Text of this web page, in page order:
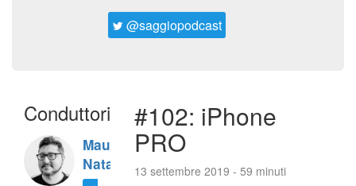
@saggiopodcast
Conduttori
Maurizio
Natali
#102: iPhone
PRO
13 settembre 2019 - 59 minuti